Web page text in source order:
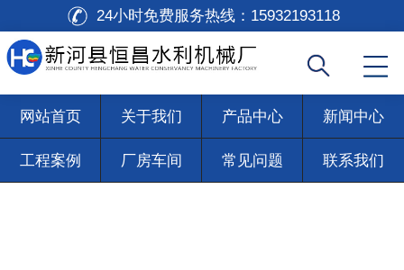
24小时免费服务热线： 15932193118
网站首页 关于我们 产品中心 新闻中心
工程案例 厂房车间 常见问题 联系我们